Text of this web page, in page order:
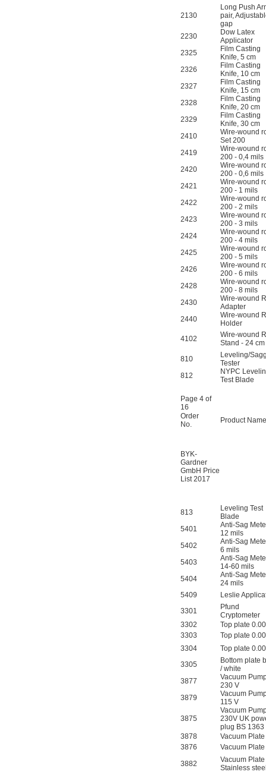
2130
Long Push
pair,
gap
2230
Dow Latex
Applicator
2325
Film Casting
Knife, 5 cm
2326
Film Casting
Knife, 10 cm
2327
Film Casting
Knife, 15 cm
2328
Film Casting
Knife, 20 cm
2329
Film Casting
Knife, 30 cm
2410
Wire-wound
Set 200
2419
Wire-wound
200 - 0,4 mils
2420
Wire-wound
200 - 0,6 mils
2421
Wire-wound
200 - 1 mils
2422
Wire-wound
200 - 2 mils
2423
Wire-wound
200 - 3 mils
2424
Wire-wound
200 - 4 mils
2425
Wire-wound
200 - 5 mils
2426
Wire-wound
200 - 6 mils
2428
Wire-wound
200 - 8 mils
2430
Wire-wound
Adapter
2440
Wire-wound
Holder
4102
Wire-wound
Stand - 24 cm
810
Leveling/
Tester
812
NYPC
Test Blade
Page 4 of
16
Order
No.
Product
BYK-
Gardner
GmbH Price
List 2017
813
Leveling Test
Blade
5401
Anti-Sag
12 mils
5402
Anti-Sag
6 mils
5403
Anti-Sag
14-60 mils
5404
Anti-Sag
24 mils
5409
Leslie
3301
Pfund
Cryptometer
3302
Top plate
3303
Top plate
3304
Top plate
3305
Bottom plate
/ white
3877
Vacuum
230 V
3879
Vacuum
115 V
3875
Vacuum
230V UK
plug BS 1363
3878
Vacuum
3876
Vacuum
3882
Vacuum Plate
Stainless